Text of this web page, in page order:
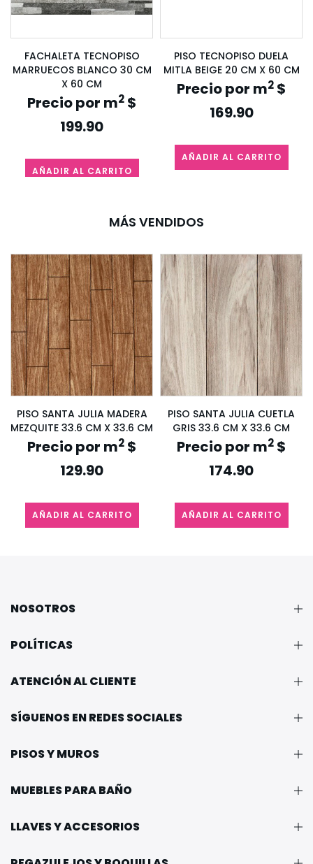
FACHALETA TECNOPISO
MARRUECOS BLANCO 30 CM
X 60 CM
Precio por m2 $
199.90
AÑADIR AL CARRITO
PISO TECNOPISO DUELA
MITLA BEIGE 20 CM X 60 CM
Precio por m2 $
169.90
AÑADIR AL CARRITO
MÁS VENDIDOS
PISO SANTA JULIA MADERA
MEZQUITE 33.6 CM X 33.6 CM
Precio por m2 $
129.90
AÑADIR AL CARRITO
PISO SANTA JULIA CUETLA
GRIS 33.6 CM X 33.6 CM
Precio por m2 $
174.90
AÑADIR AL CARRITO
NOSOTROS
POLÍTICAS
ATENCIÓN AL CLIENTE
SÍGUENOS EN REDES SOCIALES
PISOS Y MUROS
MUEBLES PARA BAÑO
LLAVES Y ACCESORIOS